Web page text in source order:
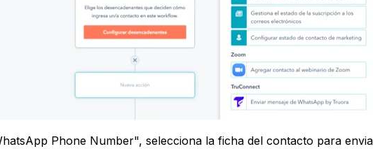
Phone Number", selecciona la ficha del contacto para